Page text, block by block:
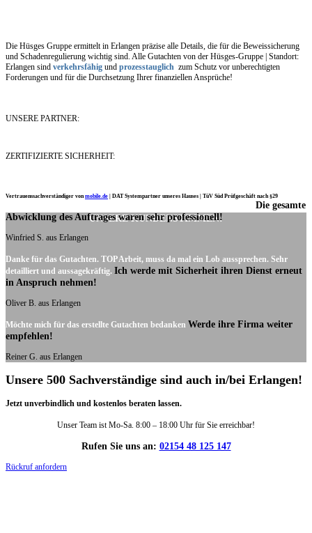
Die Hüsges Gruppe ermittelt in Erlangen präzise alle Details, die für die Beweissicherung
und Schadenregulierung wichtig sind. Alle Gutachten von der Hüsges-Gruppe | Standort:
Erlangen sind verkehrsfähig und prozesstauglich zum Schutz vor unberechtigten
Forderungen und für die Durchsetzung Ihrer finanziellen Ansprüche!
UNSERE PARTNER:
ZERTIFIZIERTE SICHERHEIT:
Vertrauenssachverständiger vonmobile.de DAT Systempartner unseres Hauses | TüV Süd Prüfgeschäft nach §29
UNSERE KUNDENSTIMMEN:
Die gesamte
Abwicklung des Auftrages waren sehr professionell!
Winfried S. aus Erlangen
Danke für das Gutachten. TOP Arbeit, muss da mal ein Lob aussprechen. Sehr
detailliert und aussagekräftig. Ich werde mit Sicherheit ihren Dienst erneut
in Anspruch nehmen!
Oliver B. aus Erlangen
Möchte mich für das erstellte Gutachten bedanken Werde ihre Firma weiter
empfehlen!
Reiner G. aus Erlangen
Unsere 500 Sachverständige sind auch in/bei Erlangen!
Jetzt unverbindlich und kostenlos beraten lassen.
Unser Team ist Mo-Sa. 8:00 – 18:00 Uhr für Sie erreichbar!
Rufen Sie uns an: 02154 48 125 147
Rückruf anfordern